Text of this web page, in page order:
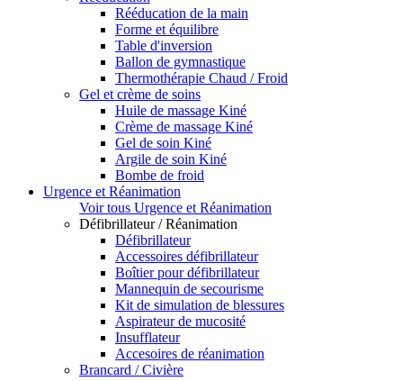
Rééducation de la main
Forme et équilibre
Table d'inversion
Ballon de gymnastique
Thermothérapie Chaud / Froid
Gel et crème de soins
Huile de massage Kiné
Crème de massage Kiné
Gel de soin Kiné
Argile de soin Kiné
Bombe de froid
Urgence et Réanimation
Voir tous Urgence et Réanimation
Défibrillateur / Réanimation
Défibrillateur
Accessoires défibrillateur
Boîtier pour défibrillateur
Mannequin de secourisme
Kit de simulation de blessures
Aspirateur de mucosité
Insufflateur
Accesoires de réanimation
Brancard / Civière